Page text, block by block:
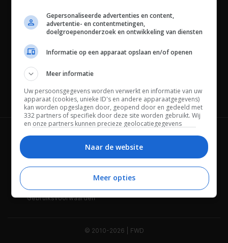
Channels
Wie is FWD Privacybeleid
Adverteren Contact
Gebruiksvoorwaarden
© 2010-2026 | FWD
Gepersonaliseerde advertenties en content,
advertentie- en contentmetingen,
doelgroepenonderzoek en ontwikkeling van diensten
Informatie op een apparaat opslaan en/of openen
Meer informatie
Uw persoonsgegevens worden verwerkt en informatie van uw
apparaat (cookies, unieke ID's en andere apparaatgegevens)
kan worden opgeslagen door, geopend door en gedeeld met
332 partners of specifiek door deze site worden gebruikt. Wij
en onze partners kunnen precieze geolocatiegegevens
Bepaalde leveranciers kunnen uw persoonsgegevens
beheren. Zoek onderaan deze pagina of in het sitemenu naar
een link om uw toestemming te beheren of in te trekken via de
privacy- en cookie-instellingen.
Naar de website
Meer opties